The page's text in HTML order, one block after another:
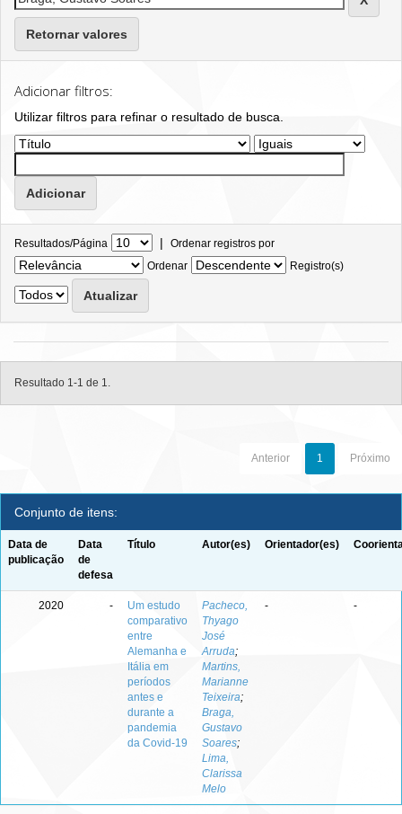
Retornar valores
Adicionar filtros:
Utilizar filtros para refinar o resultado de busca.
Resultados/Página | Ordenar registros por
Ordenar
Registro(s)
Resultado 1-1 de 1.
Anterior 1 Próximo
Conjunto de itens:
Data de
publicação
Data
de
defesa
Título Autor(es) Orientador(es)
2020 -
Um estudo
comparativo
entre
Alemanha e
Itália em
períodos
antes e
durante a
pandemia
da Covid-19
Pacheco,
Thyago
José
Arruda;
Martins,
Marianne
Teixeira;
Braga,
Gustavo
Soares;
Lima,
Clarissa
Melo
- -